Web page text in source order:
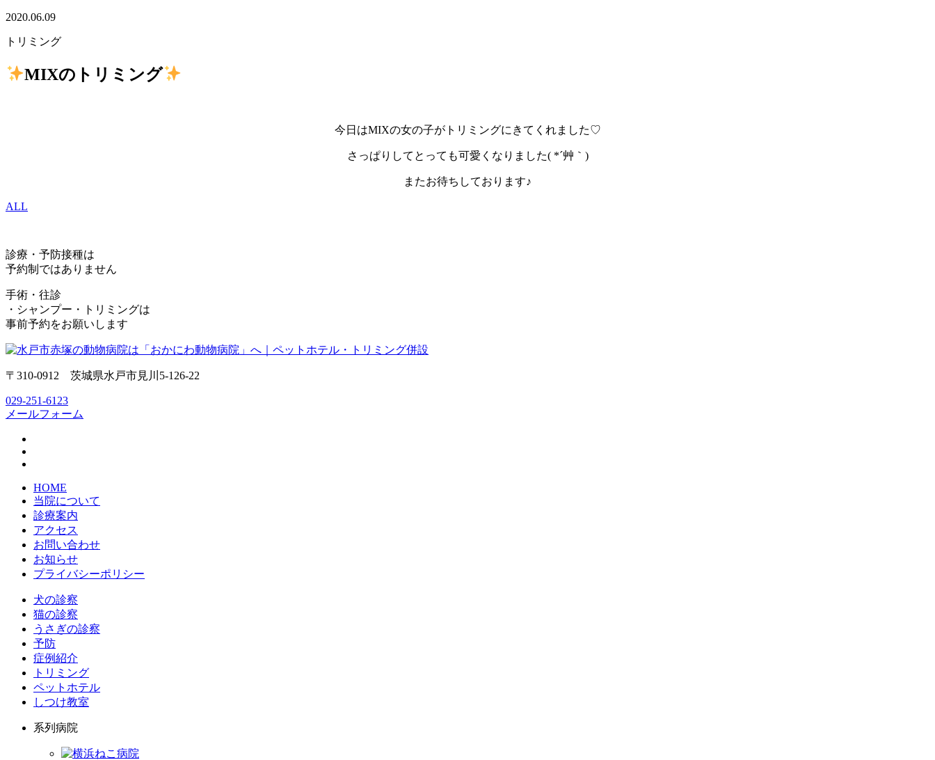
2020.06.09
トリミング
MIXのトリミング
今日はMIXの女の子がトリミングにきてくれました♡
さっぱりしてとっても可愛くなりました( *´艸｀)
またお待ちしております♪
ALL
診療・予防接種は
予約制ではありません
手術・往診
・シャンプー・トリミングは
事前予約をお願いします
〒310-0912 茨城県水戸市見川5-126-22
029-251-6123
メールフォーム
HOME
当院について
診療案内
アクセス
お問い合わせ
お知らせ
プライバシーポリシー
犬の診察
猫の診察
うさぎの診察
予防
症例紹介
トリミング
ペットホテル
しつけ教室
系列病院